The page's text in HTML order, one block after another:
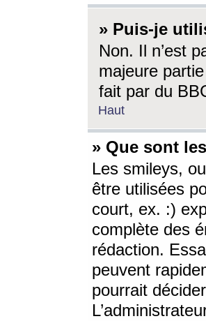
» Puis-je
Non. Il n’est
majeure
fait par du
Haut
» Que sont
Les smileys,
être utilisées
court, ex. :)
complète des
rédaction.
peuvent
pourrait